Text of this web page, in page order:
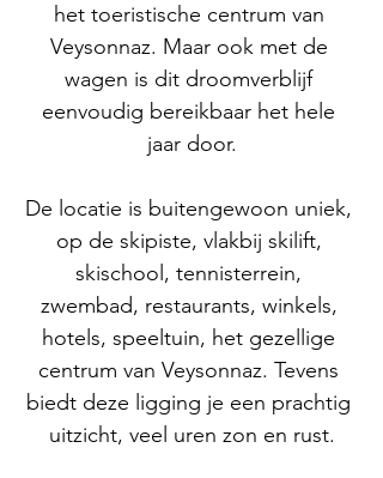
het toeristische centrum van
Veysonnaz. Maar ook met de
wagen is dit droomverblijf
eenvoudig bereikbaar het hele
jaar door.
De locatie is buitengewoon uniek,
op de skipiste, vlakbij skilift,
skischool, tennisterrein,
zwembad, restaurants, winkels,
hotels, speeltuin, het gezellige
centrum van Veysonnaz. Tevens
biedt deze ligging je een prachtig
uitzicht, veel uren zon en rust.